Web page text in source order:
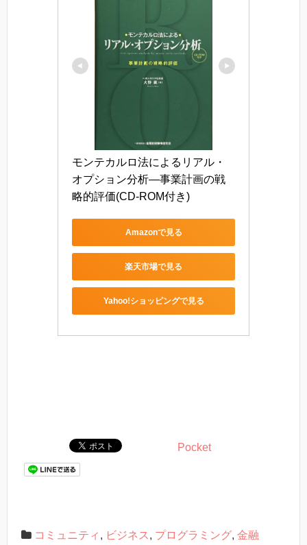
モンテカルロ法によるリアル・
オプション分析―事業計画の戦
略的評価(CD-ROM付き)
Amazonで見る
楽天市場で見る
Yahoo!ショッピングで見る
Pocket
コミュニティ , ビジネス, プログラミング, 金融